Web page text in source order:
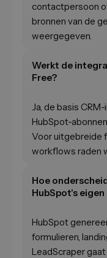
contactpersoon
bronnen van de
weergegeven.
Werkt de
Free?
Ja, de basis
HubSpot-
Voor uitgebreide
workflows raden
Hoe
HubSpot's
HubSpot
formulieren,
LeadScraper